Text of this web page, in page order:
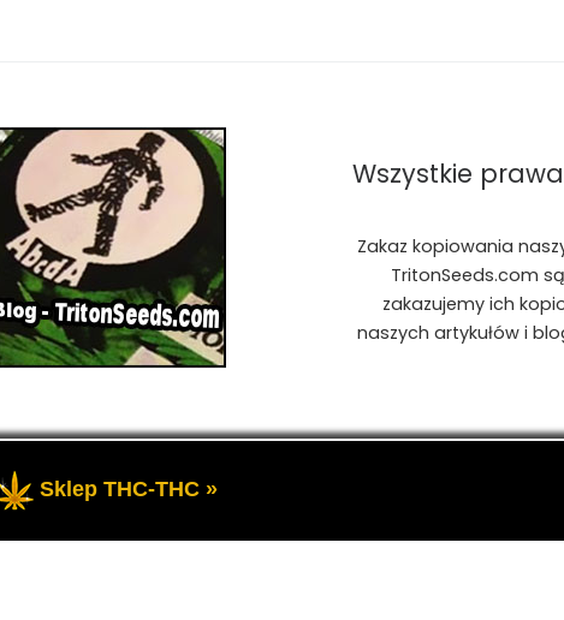
Wszystkie
Zakaz kopiowania
TritonSeeds.com
zakazujemy ich
naszych artykułów i
portal-blog o Marihuanie, cannabis, konopiach
Sklep THC-THC »